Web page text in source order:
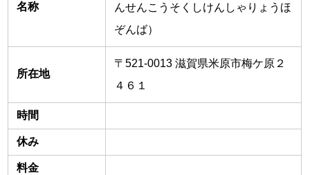
名称
んせんこうそくしけんしゃりょうほ
ぞんば）
所在地
〒521-0013 滋賀県米原市梅ケ原２
４６１
時間
休み
料金